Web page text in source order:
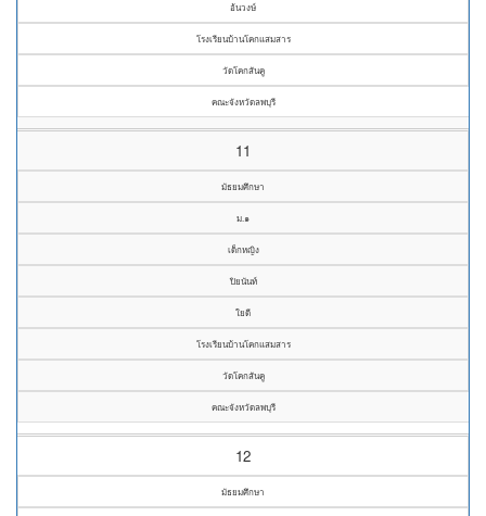
อ้นวงษ์
โรงเรียนบ้านโคกแสมสาร
วัดโคกสันคู
คณะจังหวัดลพบุรี
11
มัธยมศึกษา
ม.๑
เด็กหญิง
ปิยนันท์
ใยดี
โรงเรียนบ้านโคกแสมสาร
วัดโคกสันคู
คณะจังหวัดลพบุรี
12
มัธยมศึกษา